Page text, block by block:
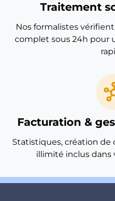
Traitement
Nos formalistes
complet sous 24h pour
Facturation &
Statistiques, création de
illimité inclus dans